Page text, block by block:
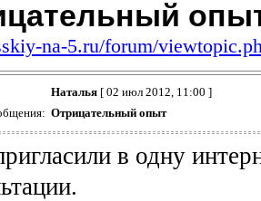
na-5.ru/forum/
Наталья[ 02 июл 2012, 11:00 ]
Отрицательный опыт
в одну